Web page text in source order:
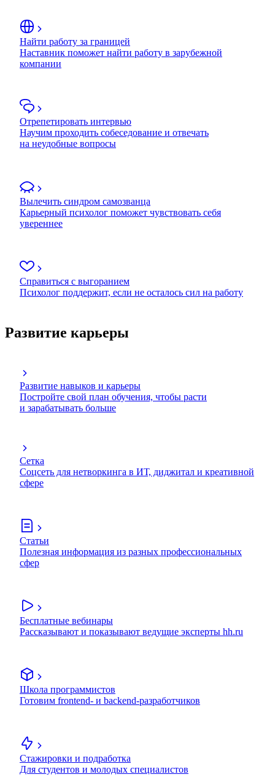
Найти работу за границей
Наставник поможет найти работу в зарубежной
компании
Отрепетировать интервью
Научим проходить собеседование и отвечать
на неудобные вопросы
Вылечить синдром самозванца
Карьерный психолог поможет чувствовать себя
увереннее
Справиться с выгоранием
Психолог поддержит, если не осталось сил на работу
Развитие карьеры
Развитие навыков и карьеры
Постройте свой план обучения, чтобы расти
и зарабатывать больше
Сетка
Соцсеть для нетворкинга в ИТ, диджитал и креативной
сфере
Статьи
Полезная информация из разных профессиональных
сфер
Бесплатные вебинары
Рассказывают и показывают ведущие эксперты hh.ru
Школа программистов
Готовим frontend- и backend-разработчиков
Стажировки и подработка
Для студентов и молодых специалистов